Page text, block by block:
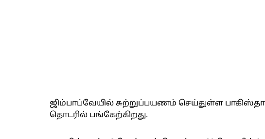
ஜிம்பாப்வேயில் சுற்றுப்பயணம் செய்துள்ள
தொடரில் பங்கேற்கிறது.